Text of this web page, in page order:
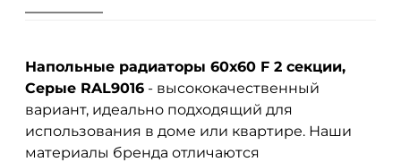
Напольные радиаторы 60х60 F 2 секции,
Серые RAL9016 - высококачественный
вариант, идеально подходящий для
использования в доме или квартире. Наши
материалы бренда отличаются